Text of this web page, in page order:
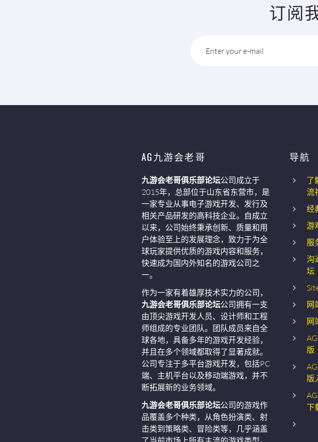
订阅
Enter your e-mail
AG九游会老哥
九游会老哥俱乐部论坛公司成立于
2015年，总部位于山东省东营市，是
一家专业从事电子游戏开发、发行及
相关产品研发的高科技企业。自成立
以来，公司始终秉承创新、质量和用
户体验至上的发展理念，致力于为全
球玩家提供优质的游戏内容和服务，
快速成为国内外知名的游戏公司之
一。
作为一家有着雄厚技术实力的公司，
九游会老哥俱乐部论坛公司拥有一支
由顶尖游戏开发人员、设计师和工程
师组成的专业团队。团队成员来自全
球各地，具备多年的游戏开发经验，
并且在多个领域都取得了显著成就。
公司专注于多平台游戏开发，包括PC
端、主机平台以及移动端游戏，并不
断拓展新的业务领域。
九游会老哥俱乐部论坛公司的游戏作
品覆盖多个种类，从角色扮演类、射
击类到策略类、冒险类等，几乎涵盖
导航
了
流
经
游
服
沟
坛
网
网
版
版
下